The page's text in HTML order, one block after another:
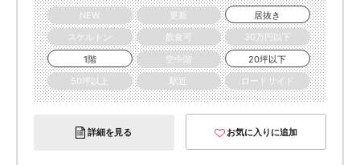
NEW
更新
居抜き
スケルトン
飲食可
30万円以下
1階
空中階
20坪以下
50坪以上
駅近 ロードサイド
詳細を見る お気に入りに追加